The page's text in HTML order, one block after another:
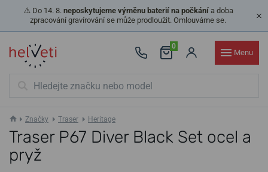
⚠️ Do 14. 8. neposkytujeme výměnu baterií na počkánía doba
zpracování gravírování se může prodloužit. Omlouváme se.
0
Menu
Značky Traser Heritage
Traser P67 Diver Black Set ocel a
pryž